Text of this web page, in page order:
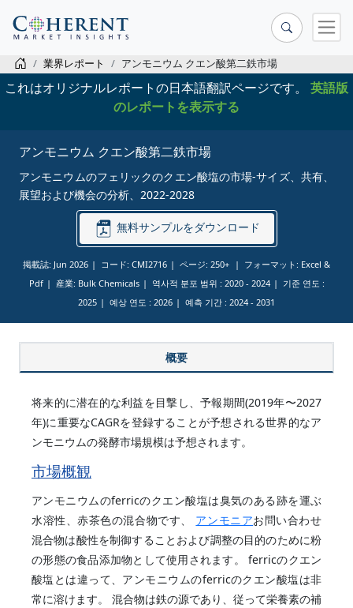
業界レポート アンモニウム クエン酸第二鉄市場
これはオリジナルレポートの日本語翻訳ページです。 英語版
のレポートを表示する
アンモニウム クエン酸第二鉄市場
アンモニウムのフェリックのクエン酸塩の市場-サイズ、共有、
展望および機会の分析、2022-2028
無料サンプルをダウンロード
掲載誌: Jun 2026 コード: CMI2716 ページ: 250+
フォーマット: Excel &
Pdf
産業: Bulk Chemicals 역사적 분포 범위 : 2020 - 2024
기준 연도 :
2025
예상 연도 : 2026 예측 기간 : 2024 - 2031
概要
将来的に潜在的な利益を目撃し、予報期間(2019年〜2027
年)に重要なCAGRを登録することが予想される世界的なア
ンモニウムの発酵市場規模は予想されます。
市場概観
アンモニウムのferricのクエン酸塩は臭気のある跡を運ぶ
水溶性、赤茶色の混合物です、 アンモニアお問い合わせ
混合物は酸性を制御することおよび調整の目的のために粉
の形態の食品添加物として使用されます。 ferricのクエン
酸塩とは違って、アンモニウムのferricのクエン酸塩は非
常に溶けます。 混合物は鉄の源であり、従って栄養素の補